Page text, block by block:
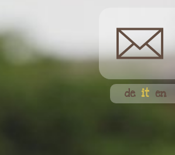
de it en